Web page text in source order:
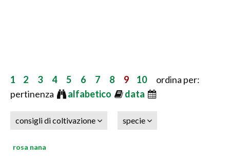
1 2 3 4 5 6 7 8 9 10ordina per:
pertinenza
alfabetico data
consigli di coltivazione specie
rosa nana